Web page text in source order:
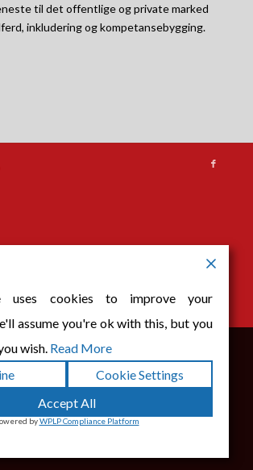
til det offentlige og private marked
inkludering og kompetansebygging.
informasjonskapsler. Ved å fortsette å
nettstedet, godtar du bruken av
informasjonskapsler.
uses cookies to improve your
assume you're ok with this, but you
wish. Read More
Cookie Settings
Accept All
byWPLP Compliance Platform